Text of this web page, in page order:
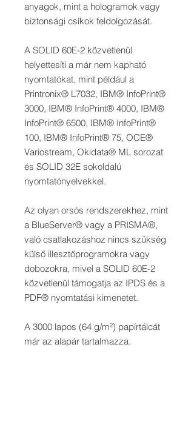
anyagok, mint a hologramok vagy
biztonsági csíkok feldolgozását.
A SOLID 60E-2 közvetlenül
helyettesíti a már nem kapható
nyomtatókat, mint például a
Printronix® L7032, IBM® InfoPrint®
3000, IBM® InfoPrint® 4000, IBM®
InfoPrint® 6500, IBM® InfoPrint®
100, IBM® InfoPrint® 75, OCE®
Variostream, Okidata® ML sorozat
és SOLID 32E sokoldalú
nyomtatónyelvekkel.
Az olyan orsós rendszerekhez, mint
a BlueServer® vagy a PRISMA®,
való csatlakozáshoz nincs szükség
külső illesztőprogramokra vagy
dobozokra, mivel a SOLID 60E-2
közvetlenül támogatja az IPDS és a
PDF® nyomtatási kimenetet.
A 3000 lapos (64 g/m²) papírtálcát
már az alapár tartalmazza.